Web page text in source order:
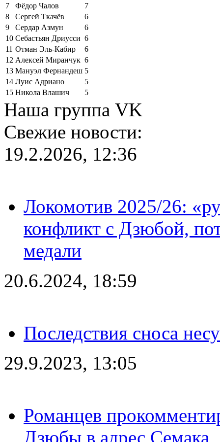
7
Фёдор Чалов
7
8
Сергей Ткачёв
6
9
Сердар Азмун
6
10 Себастьян Дриусси 6
11 Отман Эль-Кабир
6
12 Алексей Миранчук 6
13 Мануэл Фернандеш 5
14 Луис Адриано
5
15 Никола Влашич 5
Наша группа VK
Свежие новости:
19.2.2026, 12:36
Локомотив 2025/26:
конфликт с Дзюбой,
медали
20.6.2024, 18:59
Последствия сноса
29.9.2023, 13:05
Романцев
Дзюбы в адрес Семака